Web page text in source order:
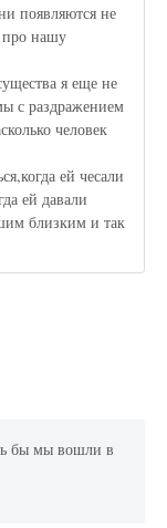
появляются не
про нашу
я еще не
с раздражением
человек
ей чесали
ей давали
близким и так
бы мы вошли в